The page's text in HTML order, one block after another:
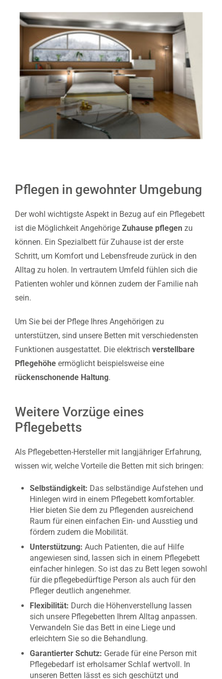
Pflegen in gewohnter Umgebung
Der wohl wichtigste Aspekt in Bezug auf ein Pflegebett
ist die Möglichkeit Angehörige Zuhause pflegen zu
können. Ein Spezialbett für Zuhause ist der erste
Schritt, um Komfort und Lebensfreude zurück in den
Alltag zu holen. In vertrautem Umfeld fühlen sich die
Patienten wohler und können zudem der Familie nah
sein.
Um Sie bei der Pflege Ihres Angehörigen zu
unterstützen, sind unsere Betten mit verschiedensten
Funktionen ausgestattet. Die elektrisch verstellbare
Pflegehöhe ermöglicht beispielsweise eine
rückenschonende Haltung.
Weitere Vorzüge eines
Pflegebetts
Als Pflegebetten-Hersteller mit langjähriger Erfahrung,
wissen wir, welche Vorteile die Betten mit sich bringen:
Selbständigkeit: Das selbständige Aufstehen und
Hinlegen wird in einem Pflegebett komfortabler.
Hier bieten Sie dem zu Pflegenden ausreichend
Raum für einen einfachen Ein- und Ausstieg und
fördern zudem die Mobilität.
Unterstützung: Auch Patienten, die auf Hilfe
angewiesen sind, lassen sich in einem Pflegebett
einfacher hinlegen. So ist das zu Bett legen sowohl
für die pflegebedürftige Person als auch für den
Pfleger deutlich angenehmer.
Flexibilität: Durch die Höhenverstellung lassen
sich unsere Pflegebetten Ihrem Alltag anpassen.
Verwandeln Sie das Bett in eine Liege und
erleichtern Sie so die Behandlung.
Garantierter Schutz: Gerade für eine Person mit
Pflegebedarf ist erholsamer Schlaf wertvoll. In
unseren Betten lässt es sich geschützt und